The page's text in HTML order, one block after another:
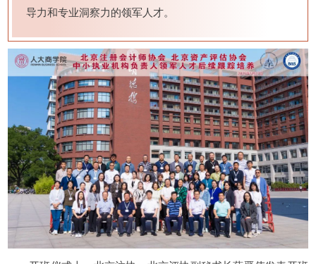
导力和专业洞察力的领军人才。